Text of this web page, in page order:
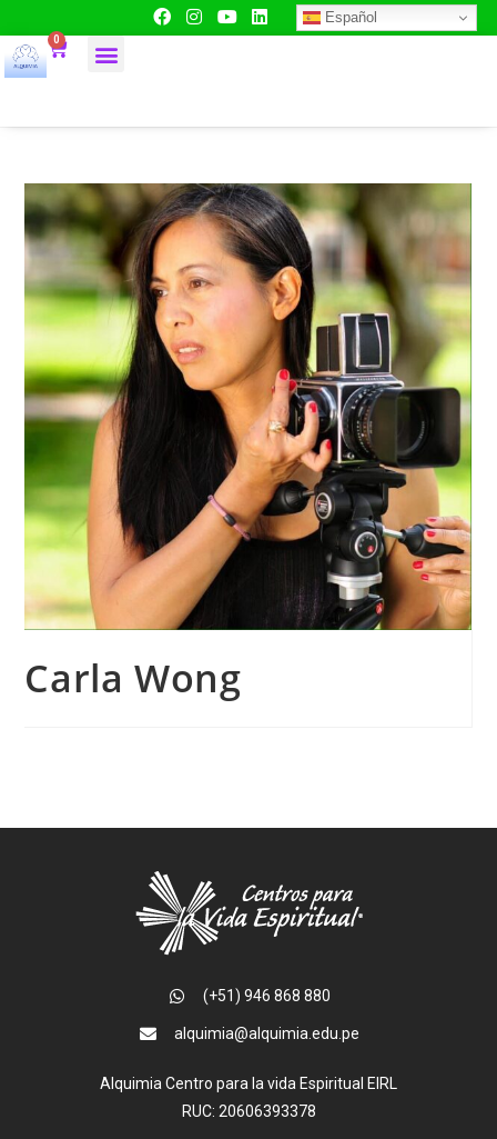
Español
0
Carla Wong
(+51) 946 868 880
alquimia@alquimia.edu.pe
Alquimia Centro para la vida Espiritual EIRL
RUC: 20606393378